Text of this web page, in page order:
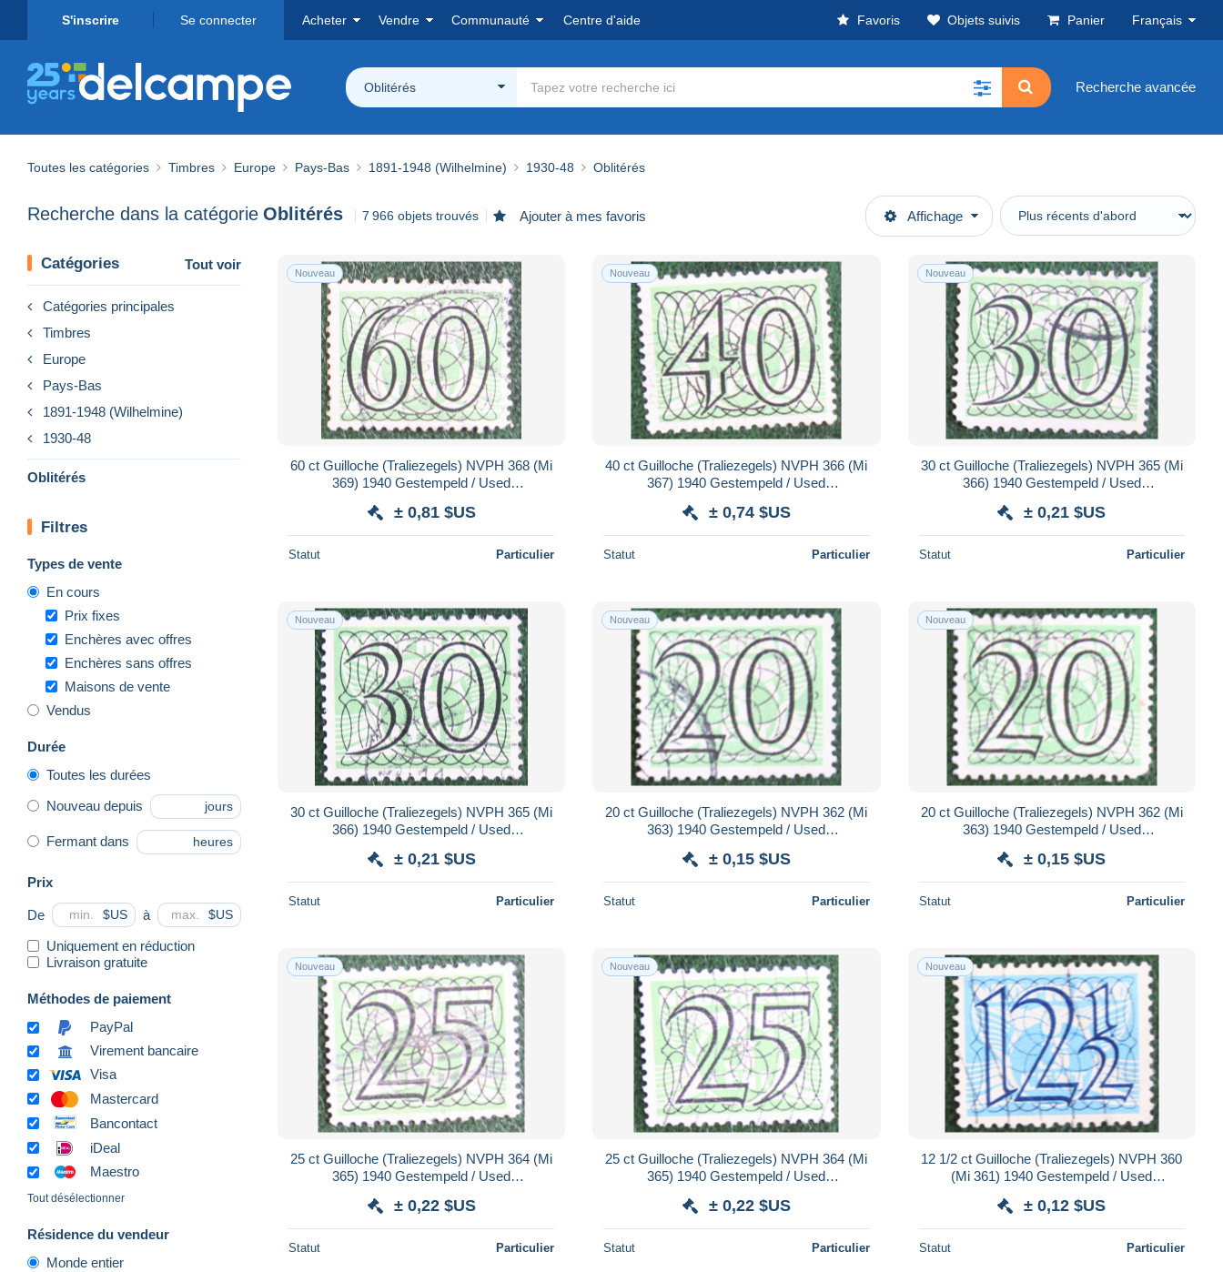
S'inscrire Se connecter Acheter Vendre Communauté Centre d'aide Favoris Objets suivis Panier Français
Oblitérés Recherche avancée
Toutes les catégories Timbres Europe Pays-Bas 1891-1948 (Wilhelmine) 1930-48 Oblitérés
Recherche dans la catégorie Oblitérés 7 966 objets trouvés Ajouter à mes favoris Affichage
Catégories Tout voir
Catégories principales
Timbres
Europe
Pays-Bas
1891-1948 (Wilhelmine)
1930-48
Oblitérés
Filtres
Types de vente
En cours
Prix fixes
Enchères avec offres
Enchères sans offres
Maisons de vente
Vendus
Durée
Toutes les durées
Nouveau depuis jours
Fermant dans heures
Prix
De $US à $US
Uniquement en réduction
Livraison gratuite
Méthodes de paiement
PayPal
Virement bancaire
Visa
Mastercard
Bancontact
iDeal
Maestro
Tout désélectionner
Résidence du vendeur
Monde entier
Nouveau
60 ct Guilloche (Traliezegels) NVPH 368 (Mi
369) 1940 Gestempeld / Used
± 0,81 $US
Statut Particulier
Nouveau
40 ct Guilloche (Traliezegels) NVPH 366 (Mi
367) 1940 Gestempeld / Used
± 0,74 $US
Statut Particulier
Nouveau
30 ct Guilloche (Traliezegels) NVPH 365 (Mi
366) 1940 Gestempeld / Used
± 0,21 $US
Statut Particulier
Nouveau
30 ct Guilloche (Traliezegels) NVPH 365 (Mi
366) 1940 Gestempeld / Used
± 0,21 $US
Statut Particulier
Nouveau
20 ct Guilloche (Traliezegels) NVPH 362 (Mi
363) 1940 Gestempeld / Used
± 0,15 $US
Statut Particulier
Nouveau
20 ct Guilloche (Traliezegels) NVPH 362 (Mi
363) 1940 Gestempeld / Used
± 0,15 $US
Statut Particulier
Nouveau
25 ct Guilloche (Traliezegels) NVPH 364 (Mi
365) 1940 Gestempeld / Used
± 0,22 $US
Statut Particulier
Nouveau
25 ct Guilloche (Traliezegels) NVPH 364 (Mi
365) 1940 Gestempeld / Used
± 0,22 $US
Statut Particulier
Nouveau
12 1/2 ct Guilloche (Traliezegels) NVPH 360
(Mi 361) 1940 Gestempeld / Used
± 0,12 $US
Statut Particulier